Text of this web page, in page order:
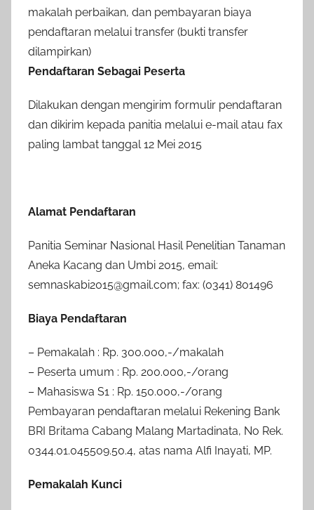
makalah perbaikan, dan pembayaran biaya
pendaf­taran melalui transfer (bukti transfer
dilampirkan)
Pendaftaran Sebagai Peserta
Dilakukan dengan mengirim formulir pendaftaran
dan dikirim kepada panitia melalui e-mail atau fax
paling lambat tanggal 12 Mei 2015
Alamat Pendaftaran
Panitia Seminar Nasional Hasil Penelitian Tanaman
Aneka Kacang dan Umbi 2015, email:
semnaskabi2015@gmail.com; fax: (0341) 801496
Biaya Pendaftaran
– Pemakalah : Rp. 300.000,-/makalah
– Peserta umum : Rp. 200.000,-/orang
– Mahasiswa S1 : Rp. 150.000,-/orang
Pembayaran pendaftaran melalui Rekening Bank
BRI Britama Cabang Malang Martadinata, No Rek.
0344.01.045509.50.4, atas nama Alfi Inayati, MP.
Pemakalah Kunci